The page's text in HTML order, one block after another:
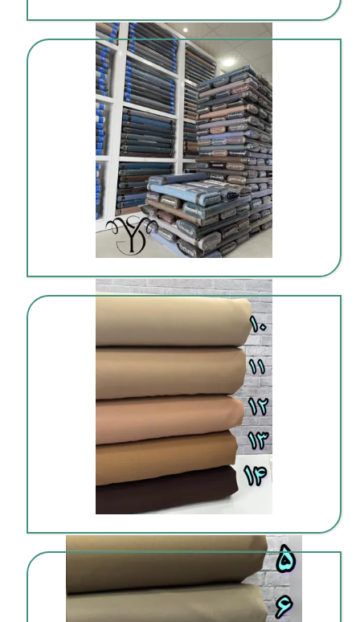
شرایط خرید پارچه قسطی و عمده
فروش اقساطی پارچه برای مغازه‌داران و تولیدی‌ها
خرید پارچه عمده با وام و تسهیلات